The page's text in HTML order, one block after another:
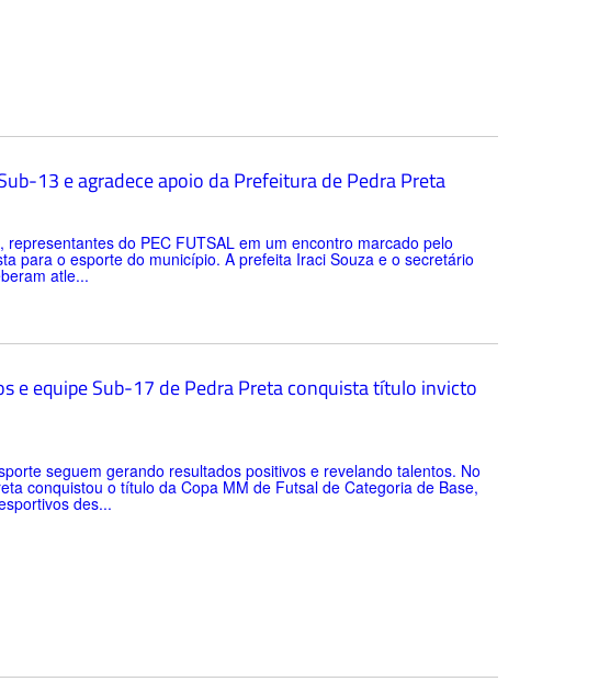
13 e agradece apoio da Prefeitura de Pedra Preta
do PEC FUTSAL em um encontro marcado pelo
para o esporte do município. A prefeita Iraci Souza e o secretário
atle...
e equipe Sub-17 de Pedra Preta conquista título invicto
seguem gerando resultados positivos e revelando talentos. No
conquistou o título da Copa MM de Futsal de Categoria de Base,
des...